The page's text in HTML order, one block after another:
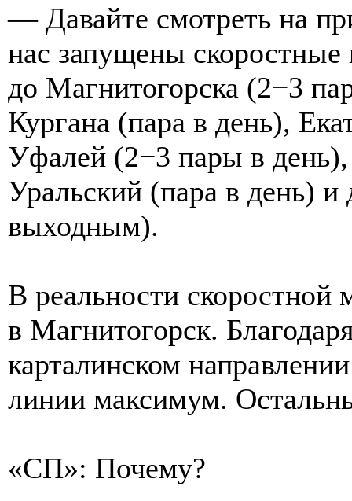
— Давайте смотреть на
нас запущены
до Магнитогорска (2−3
Кургана (пара в день),
Уфалей (2−3 пары в день),
Уральский (пара в день)
выходным).
В реальности скоростной
в Магнитогорск.
карталинском
линии максимум.
«СП»: Почему?